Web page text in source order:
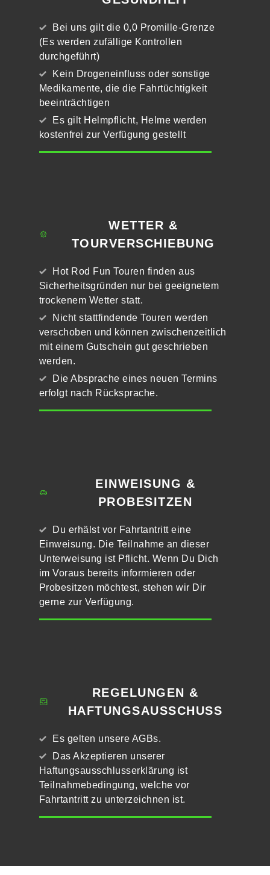
Bei uns gilt die 0,0 Promille-Grenze
(Es werden zufällige Kontrollen
durchgeführt)
Kein Drogeneinfluss oder sonstige
Medikamente, die die Fahrtüchtigkeit
beeinträchtigen
Es gilt Helmpflicht, Helme werden
kostenfrei zur Verfügung gestellt
WETTER &
TOURVERSCHIEBUNG
Hot Rod Fun Touren finden aus
Sicherheitsgründen nur bei geeignetem
trockenem Wetter statt.
Nicht stattfindende Touren werden
verschoben und können zwischenzeitlich
mit einem Gutschein gut geschrieben
werden.
Die Absprache eines neuen Termins
erfolgt nach Rücksprache.
EINWEISUNG &
PROBESITZEN
Du erhälst vor Fahrtantritt eine
Einweisung. Die Teilnahme an dieser
Unterweisung ist Pflicht. Wenn Du Dich
im Voraus bereits informieren oder
Probesitzen möchtest, stehen wir Dir
gerne zur Verfügung.
REGELUNGEN &
HAFTUNGSAUSSCHUSS
Es gelten unsere AGBs.
Das Akzeptieren unserer
Haftungsausschlusserklärung ist
Teilnahmebedingung, welche vor
Fahrtantritt zu unterzeichnen ist.